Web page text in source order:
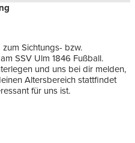
Sichtungs- bzw.
SSV Ulm 1846 Fußball.
und uns bei dir melden,
Altersbereich stattfindet
für uns ist.